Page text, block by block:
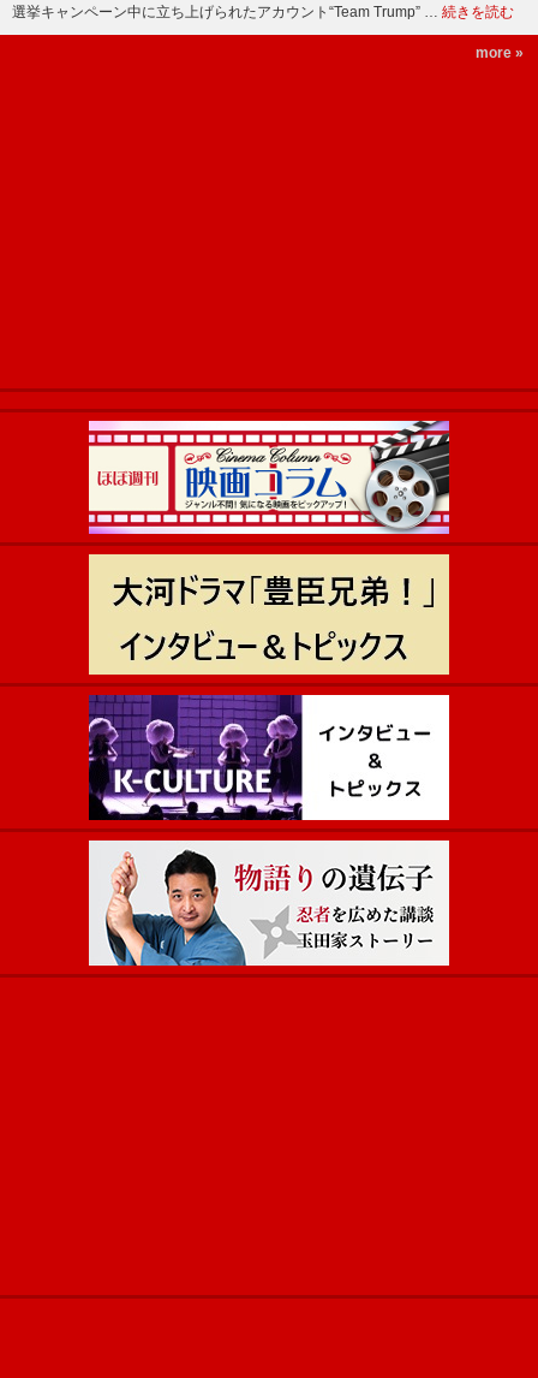
選挙キャンペーン中に立ち上げられたアカウント“Team Trump” … 続きを読む
more »